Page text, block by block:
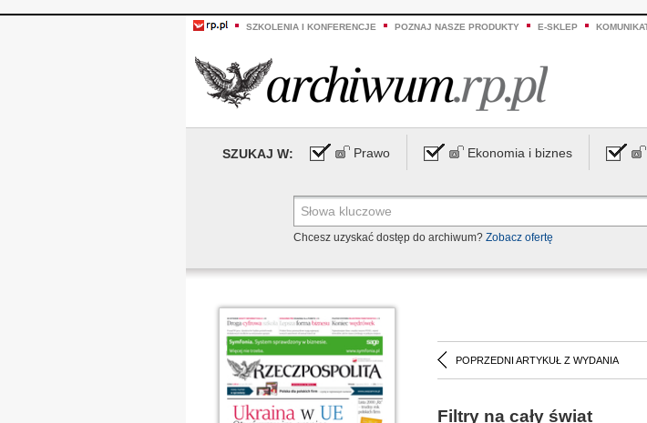
SZKOLENIA I KONFERENCJE POZNAJ NASZE PRODUKTY E-SKLEP
SZUKAJ W: Prawo Ekonomia i biznes
Chcesz uzyskać dostęp do archiwum? Zobacz ofertę
POPRZEDNI ARTYKUŁ Z WYDANIA
Filtry na cały świat